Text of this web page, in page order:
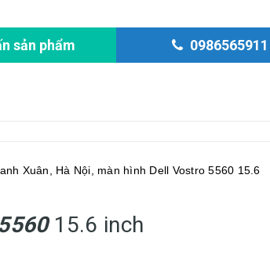
sản phẩm 0986565911
Xuân, Hà Nội, màn hình Dell Vostro 5560 15.6
15.6 inch